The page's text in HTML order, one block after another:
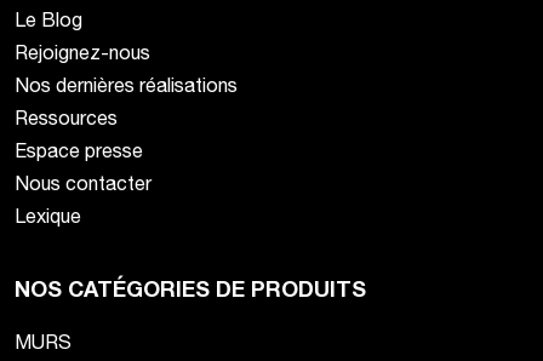
Le Blog
Rejoignez-nous
Nos dernières réalisations
Ressources
Espace presse
Nous contacter
Lexique
NOS CATÉGORIES DE PRODUITS
MURS